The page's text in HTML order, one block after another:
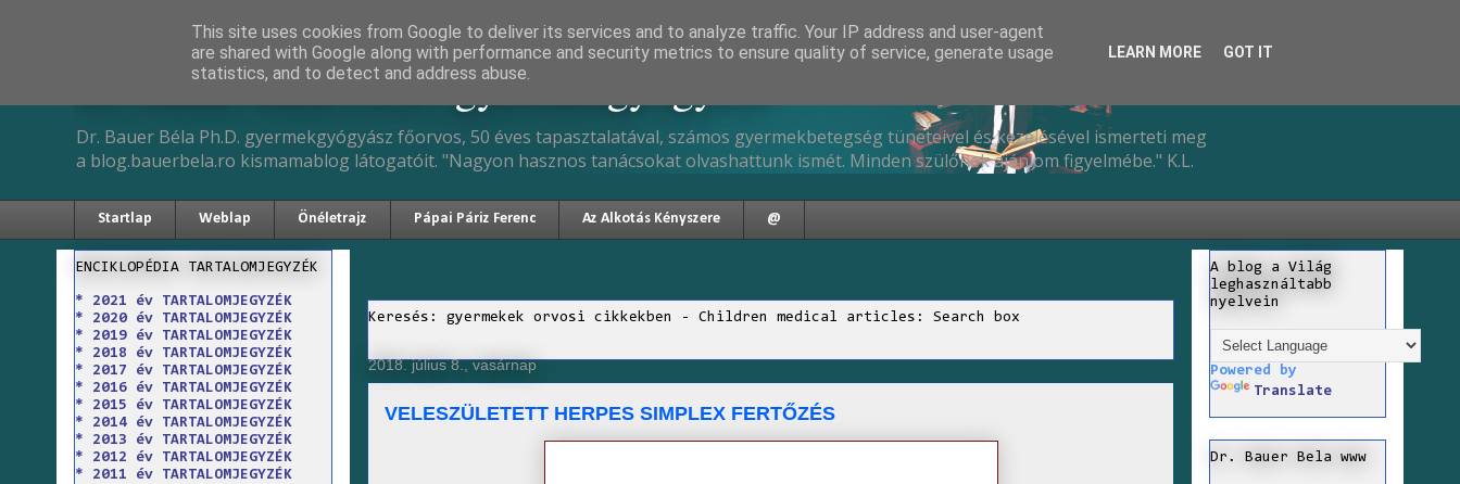
Dr. Bauer Béla Ph.D. gyermekgyógyász
Dr. Bauer Béla Ph.D. gyermekgyógyász főorvos, 50 éves tapasztalatával, számos gyermekbetegség tüneteivel és kezelésével ismerteti meg
a blog.bauerbela.ro kismamablog látogatóit. "Nagyon hasznos tanácsokat olvashattunk ismét. Minden szülőnek ajánlom figyelmébe." K.L.
Startlap Weblap Önéletrajz Pápai Páriz Ferenc Az Alkotás Kényszere @
Keresés: gyermekek orvosi cikkekben - Children medical articles: Search box
2018. július 8., vasárnap
VELESZÜLETETT HERPES SIMPLEX FERTŐZÉS
ENCIKLOPÉDIA TARTALOMJEGYZÉK
* 2021 év TARTALOMJEGYZÉK
* 2020 év TARTALOMJEGYZÉK
* 2019 év TARTALOMJEGYZÉK
* 2018 év TARTALOMJEGYZÉK
* 2017 év TARTALOMJEGYZÉK
* 2016 év TARTALOMJEGYZÉK
* 2015 év TARTALOMJEGYZÉK
* 2014 év TARTALOMJEGYZÉK
* 2013 év TARTALOMJEGYZÉK
* 2012 év TARTALOMJEGYZÉK
* 2011 év TARTALOMJEGYZÉK
A blog a Világ
leghasználtabb
nyelvein
Powered by
Translate
Dr. Bauer Bela www
This site uses cookies from Google to deliver its services and to analyze traffic. Your IP address and user-agent
are shared with Google along with performance and security metrics to ensure quality of service, generate usage
statistics, and to detect and address abuse.
LEARN MORE GOT IT